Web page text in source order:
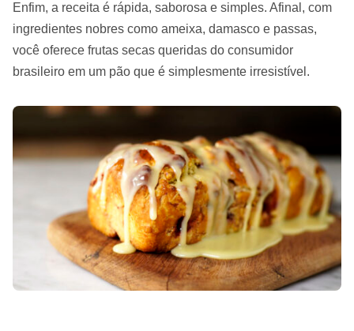
Enfim, a receita é rápida, saborosa e simples. Afinal, com
ingredientes nobres como ameixa, damasco e passas,
você oferece frutas secas queridas do consumidor
brasileiro em um pão que é simplesmente irresistível.